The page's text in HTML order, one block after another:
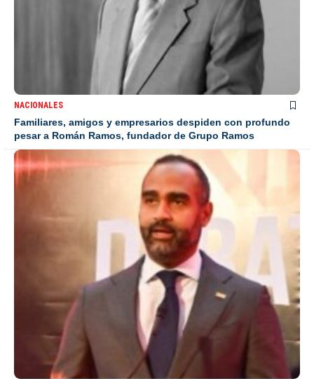
NACIONALES
Familiares, amigos y empresarios despiden con profundo
pesar a Román Ramos, fundador de Grupo Ramos